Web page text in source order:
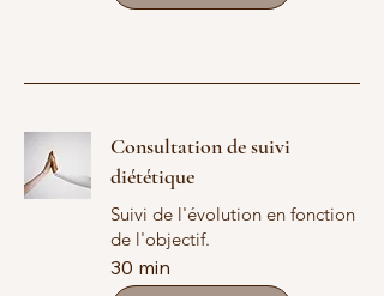
Consultation de suivi
diététique
Suivi de l'évolution en fonction
de l'objectif.
30 min